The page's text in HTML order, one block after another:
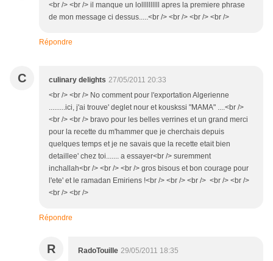
<br /> <br /> il manque un lollllllllll apres la premiere phrase
de mon message ci dessus.....<br /> <br /> <br /> <br />
Répondre
C culinary delights 27/05/2011 20:33
<br /> <br /> No comment pour l'exportation Algerienne
.........ici, j'ai trouve' deglet nour et kouskssi "MAMA" ....<br />
<br /> <br /> bravo pour les belles verrines et un grand merci
pour la recette du m'hammer que je cherchais depuis
quelques temps et je ne savais que la recette etait bien
detaillee' chez toi....... a essayer<br /> suremment
inchallah<br /> <br /> <br /> gros bisous et bon courage pour
l'ete' et le ramadan Emiriens !<br /> <br /> <br /> <br /> <br />
<br /> <br />
Répondre
R RadoTouille 29/05/2011 18:35